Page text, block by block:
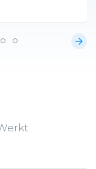
arrow_forward